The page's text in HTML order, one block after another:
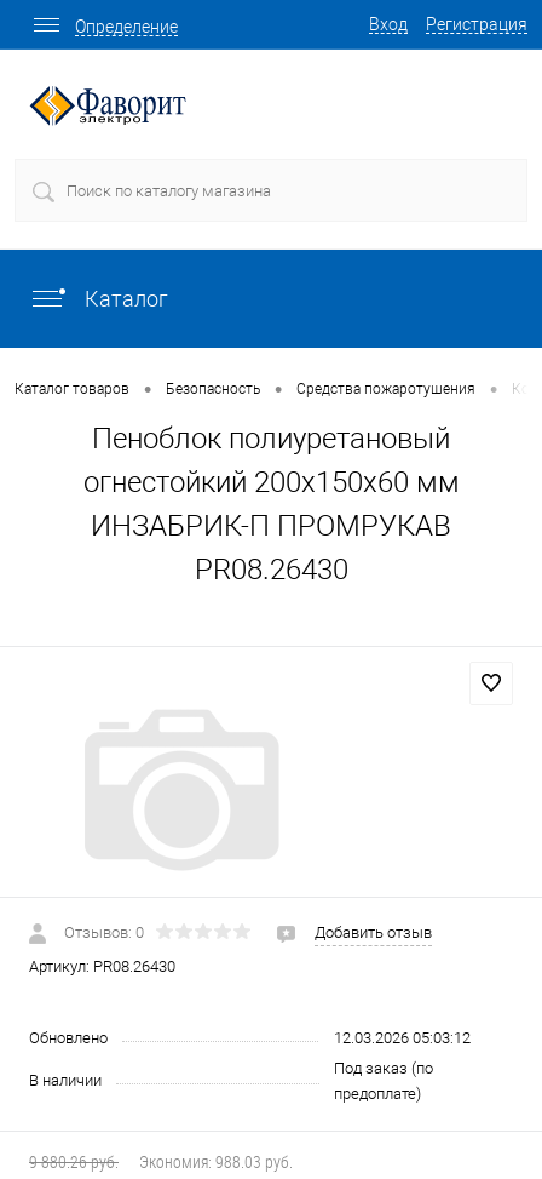
Вход Регистрация
Определение
Каталог
Каталог товаров • Безопасность • Средства пожаротушения •
Пеноблок полиуретановый
огнестойкий 200х150х60 мм
ИНЗАБРИК-П ПРОМРУКАВ
PR08.26430
Отзывов: 0
Добавить отзыв
Артикул: PR08.26430
Обновлено 12.03.2026 05:03:12
В наличии
Под заказ (по
предоплате)
9 880.26 руб. Экономия: 988.03 руб.